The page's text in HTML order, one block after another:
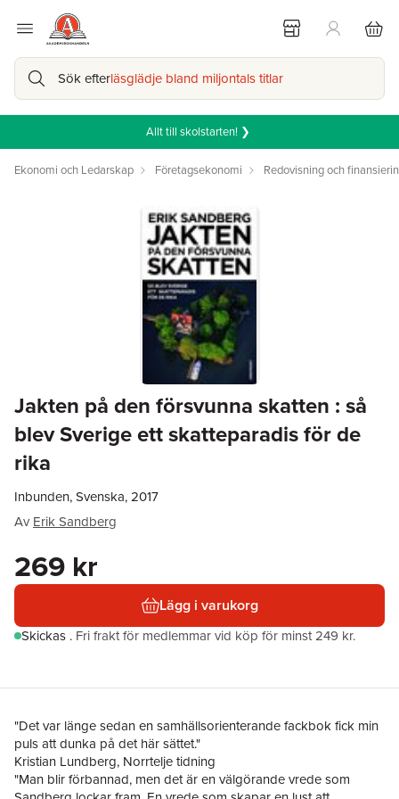
Sök efterläsglädje bland miljontals titlar
Allt till skolstarten! ❯
Ekonomi och Ledarskap Företagsekonomi Redovisning och
Jakten på den försvunna skatten : så
blev Sverige ett skatteparadis för de
rika
Inbunden, Svenska, 2017
Av Erik Sandberg
269 kr
Lägg i varukorg
Skickas . Fri frakt för medlemmar vid köp för minst 249 kr.
"Det var länge sedan en samhällsorienterande fackbok fick min
puls att dunka på det här sättet."
Kristian Lundberg, Norrtelje tidning
"Man blir förbannad, men det är en välgörande vrede som